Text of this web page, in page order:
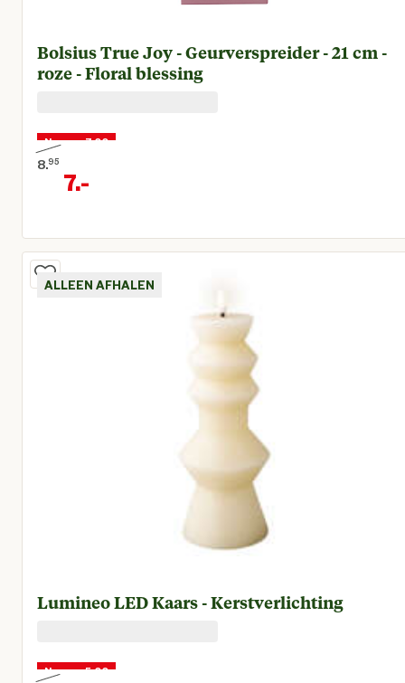
Bolsius True Joy - Geurverspreider - 21 cm -
roze - Floral blessing
Nu voor 7,00
8.95
Oorspronkelijke prijs € 8,95
7.-
Huidige prijs € 7,00
ALLEEN AFHALEN
Lumineo LED Kaars - Kerstverlichting
Nu voor 5,00